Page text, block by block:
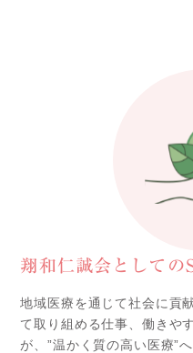
翔和仁誠会としての
地域医療を通じて社会に貢
て取り組める仕事、働きや
が、”温かく質の高い医療”